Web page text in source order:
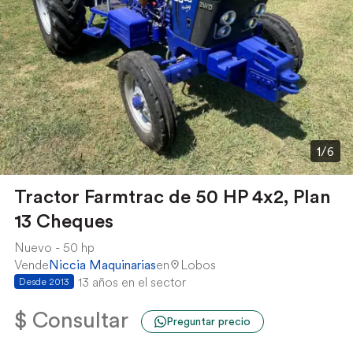
1/6
Tractor Farmtrac de 50 HP 4x2, Plan
13 Cheques
Nuevo
50 hp
VendeNiccia Maquinariasen Lobos
Desde 2013 13 años en el sector
$ Consultar Preguntar precio